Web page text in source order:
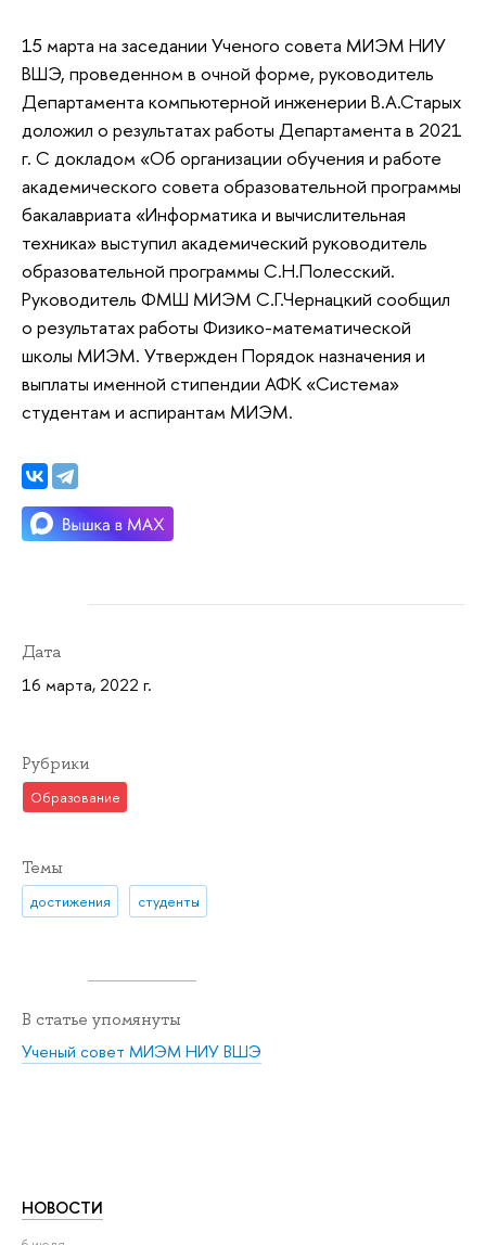
НОВОСТИ
15 марта на заседании Ученого совета МИЭМ НИУ
ВШЭ, проведенном в очной форме, руководитель
Департамента компьютерной инженерии В.А.Старых
доложил о результатах работы Департамента в 2021
г. С докладом «Об организации обучения и работе
академического совета образовательной программы
бакалавриата «Информатика и вычислительная
техника» выступил академический руководитель
образовательной программы С.Н.Полесский.
Руководитель ФМШ МИЭМ С.Г.Чернацкий сообщил
о результатах работы Физико-математической
школы МИЭМ. Утвержден Порядок назначения и
выплаты именной стипендии АФК «Система»
студентам и аспирантам МИЭМ.
Дата
16 марта, 2022 г.
Рубрики
Образование
Темы
достижения студенты
В статье упомянуты
Ученый совет МИЭМ НИУ ВШЭ